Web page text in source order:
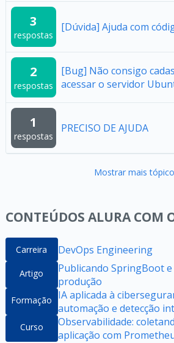
3
respostas
[Dúvida] Ajuda com
2
respostas
[Bug] Não consigo
acessar o servidor
1
respostas
PRECISO DE AJUDA
Mostrar mais
CONTEÚDOS ALURA COM
Carreira DevOps Engineering
Artigo
Publicando SpringBoot
produção
Formação
IA aplicada à
automação e detecção
Curso
Observabilidade:
aplicação com